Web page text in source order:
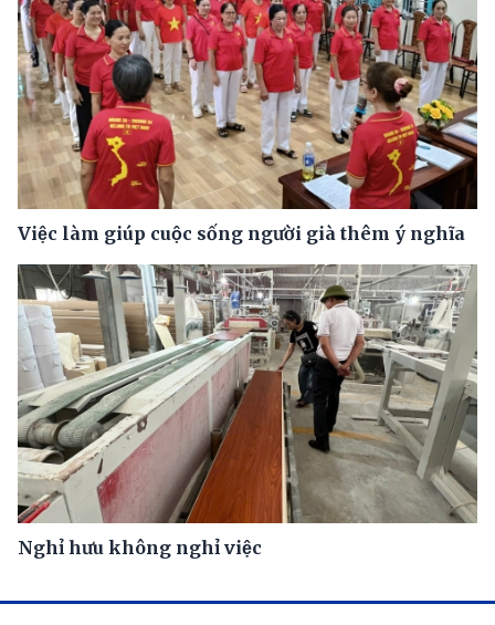
Việc làm giúp cuộc sống người già thêm ý nghĩa
Nghỉ hưu không nghỉ việc